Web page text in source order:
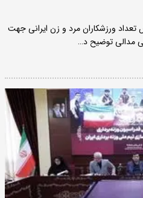
ورزشکاران مرد و زن ایرانی جهت
مدالی توضیح د…